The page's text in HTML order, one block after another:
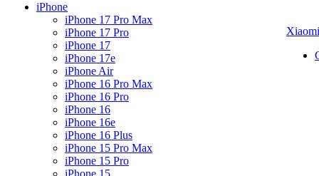
iPhone
iPhone 17 Pro Max
iPhone 17 Pro
iPhone 17
iPhone 17e
iPhone Air
iPhone 16 Pro Max
iPhone 16 Pro
iPhone 16
iPhone 16e
iPhone 16 Plus
iPhone 15 Pro Max
iPhone 15 Pro
iPhone 15
Xiaomi